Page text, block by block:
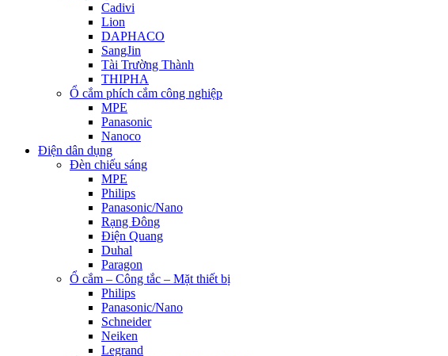
Cadivi
Lion
DAPHACO
SangJin
Tài Trường Thành
THIPHA
Ổ cắm phích cắm công nghiệp
MPE
Panasonic
Nanoco
Điện dân dụng
Đèn chiếu sáng
MPE
Philips
Panasonic/Nano
Rạng Đông
Điện Quang
Duhal
Paragon
Ổ cắm – Công tắc – Mặt thiết bị
Philips
Panasonic/Nano
Schneider
Neiken
Legrand